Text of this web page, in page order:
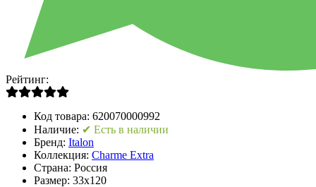
Рейтинг:
Код товара: 620070000992
Наличие: ✔ Есть в наличии
Бренд: Italon
Коллекция: Charme Extra
Страна: Россия
Размер: 33x120